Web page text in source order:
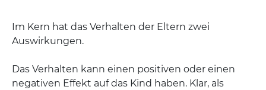
Im Kern hat das Verhalten der Eltern zwei
Auswirkungen.
Das Verhalten kann einen positiven oder einen
negativen Effekt auf das Kind haben. Klar, als